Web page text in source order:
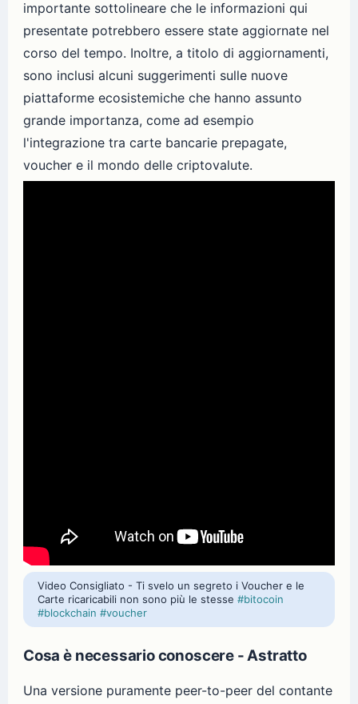
importante sottolineare che le informazioni qui
presentate potrebbero essere state aggiornate nel
corso del tempo. Inoltre, a titolo di aggiornamenti,
sono inclusi alcuni suggerimenti sulle nuove
piattaforme ecosistemiche che hanno assunto
grande importanza, come ad esempio
l'integrazione tra carte bancarie prepagate,
voucher e il mondo delle criptovalute.
Video Consigliato - Ti svelo un segreto i Voucher e le
Carte ricaricabili non sono più le stesse #bitocoin
#blockchain #voucher
Cosa è necessario conoscere - Astratto
Una versione puramente peer-to-peer del contante